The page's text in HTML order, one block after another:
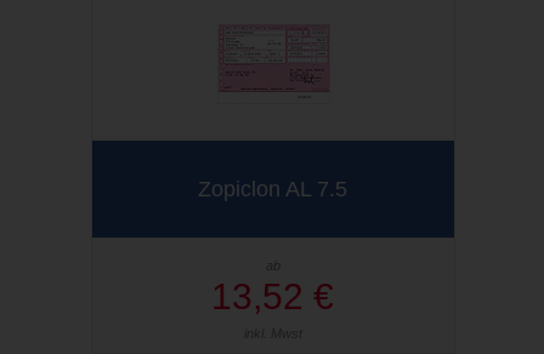
Zopiclon AL 7.5
ab
13,52 €
inkl. Mwst